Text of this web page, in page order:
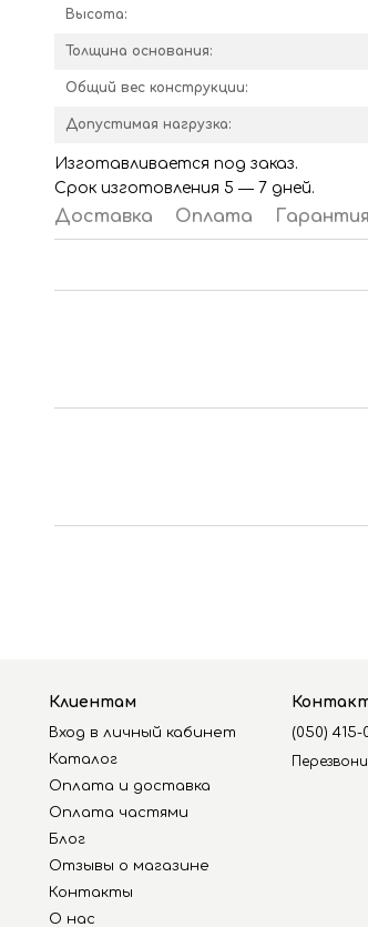
Высота:
Толщина основания:
Общий вес конструкции:
Допустимая нагрузка:
Изготавливается под заказ.
Срок изготовления 5 ― 7 дней.
Доставка Оплата Гарантия
Клиентам
Вход в личный кабинет
Каталог
Оплата и доставка
Оплата частями
Блог
Отзывы о магазине
Контакты
О нас
(050) 415-